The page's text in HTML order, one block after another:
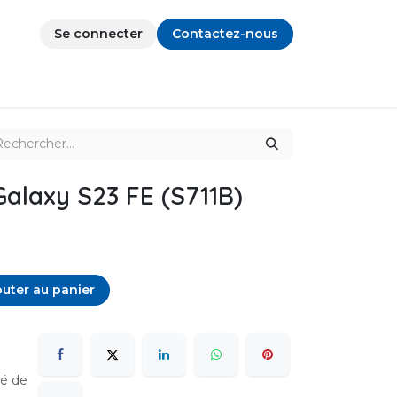
Se connecter Contactez-nous
S23 FE (S711B)
au panier
de